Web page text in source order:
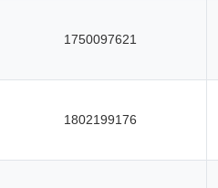
1750097621
1802199176